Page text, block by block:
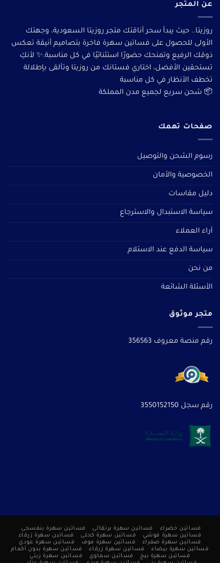
عن المتجر
روزيتا.. حيث يبدأ سحر أناقتك متجر روزيتا السعودية، وجهتك
الأولى للحصول على فساتين سهرة فاخرة بتصاميم أنيقة تعكس
ذوقك الرفيع وتمنحك حضورًا استثنائيًا في كل مناسبة.✨ لأنكِ
تستحقين الأفضل، اختاري فستانك من روزيتا وتألقى بإطلالة
تخطف الأنظار في كل مناسبة
📦 شحن سريع لجميع مدن المملكة
صفحات تهمك
رسوم الشحن والتوصيل
الخصوصية والأمان
دليل مقاسات
سياسة الاستبدال والاسترجاع
آراء العملاء
سياسة الدفع عند الاستلام
من نحن
الأسئلة الشائعة
متجر موثوق
رقم منصة معروف 356563
رقم سجل 3550152150
فساتين خضراء فساتين سهرة برتقالى
فساتين سهرة بنفسجى
فساتين سهرة فوشي
فساتين سهرة كحلى
فساتين سهرة زرقاء
فساتين سهرة صفراء
فساتين سهرة موف
فساتين سهرة عودي
فساتين سهرة بيضاء
فساتين سهرة زرقاء
فساتين سهرة بدون أكمام
فساتين سهرة بيج
فساتين سماوي
فساتين سهرة زيتي